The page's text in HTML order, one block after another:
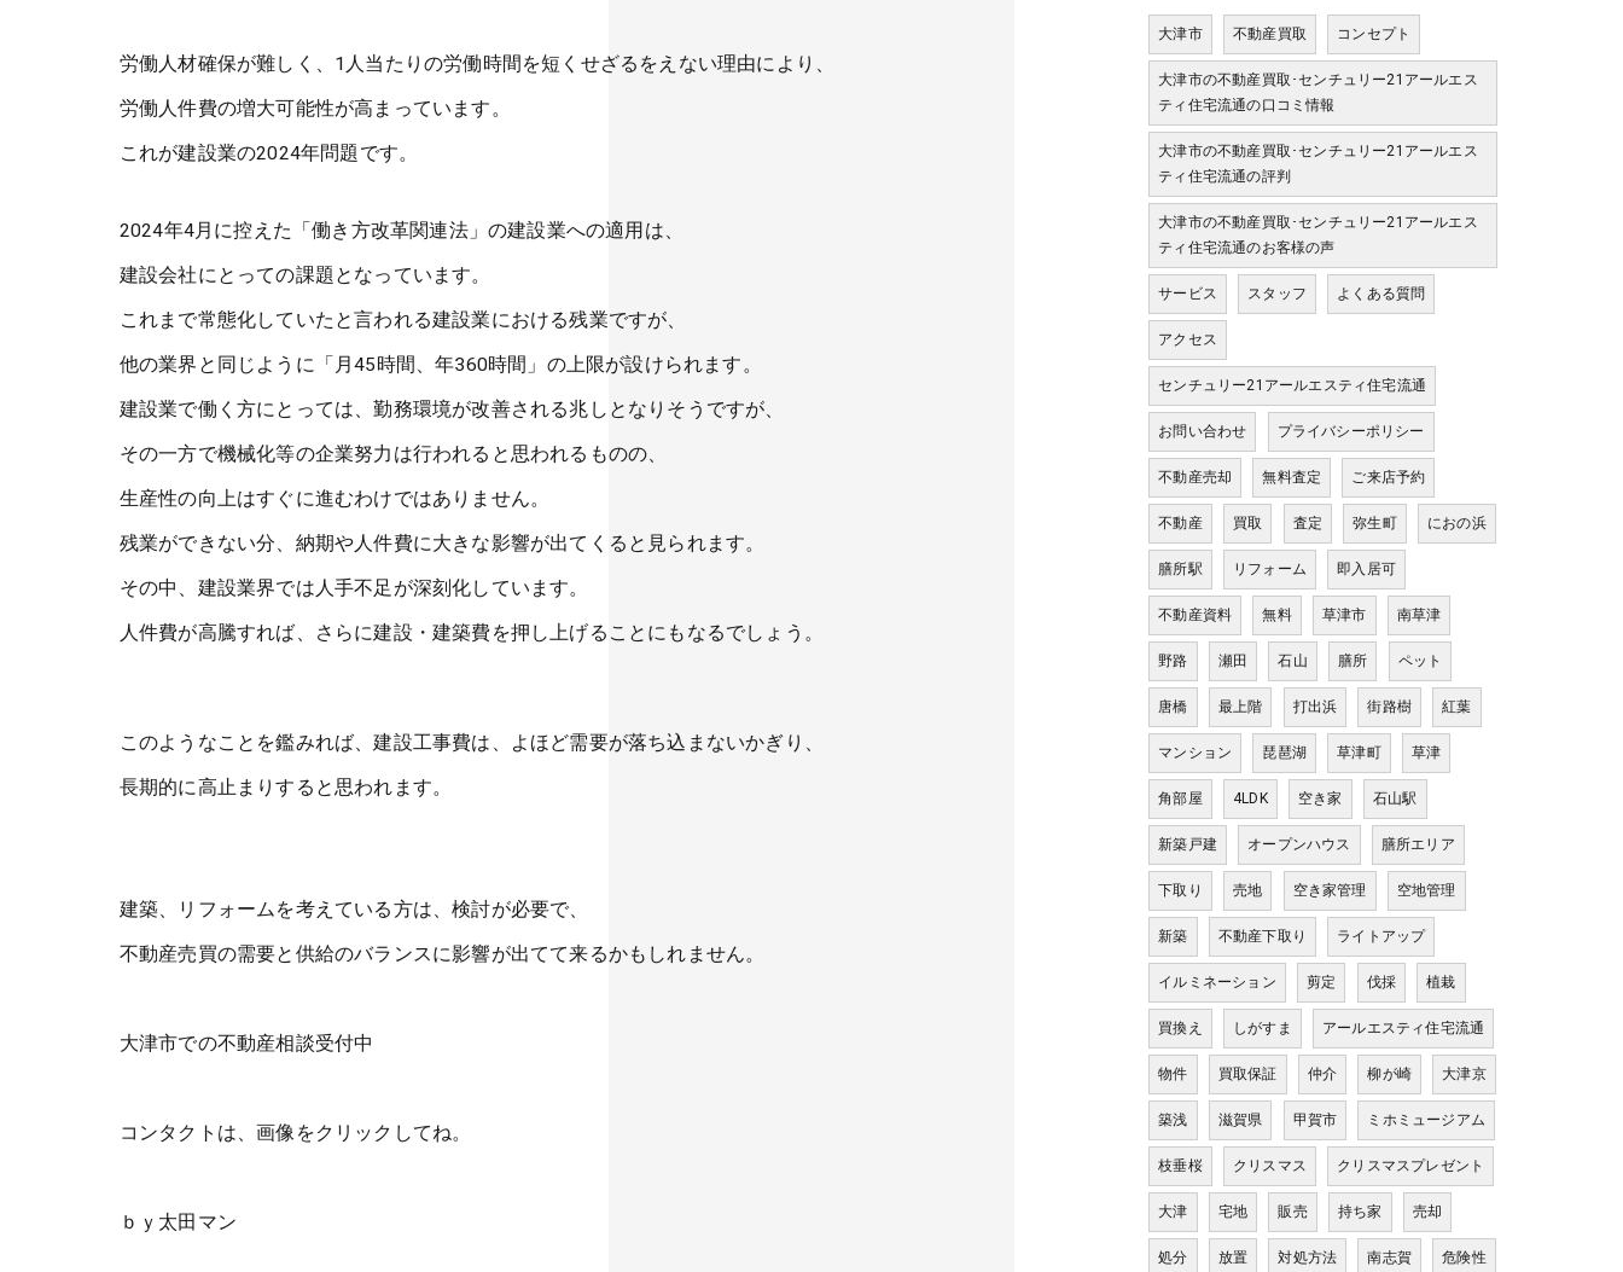
労働人材確保が難しく、1人当たりの労働時間を短くせざるをえない理由により、
労働人件費の増大可能性が高まっています。
これが建設業の2024年問題です。
2024年4月に控えた「働き方改革関連法」の建設業への適用は、
建設会社にとっての課題となっています。
これまで常態化していたと言われる建設業における残業ですが、
他の業界と同じように「月45時間、年360時間」の上限が設けられます。
建設業で働く方にとっては、勤務環境が改善される兆しとなりそうですが、
その一方で機械化等の企業努力は行われると思われるものの、
生産性の向上はすぐに進むわけではありません。
残業ができない分、納期や人件費に大きな影響が出てくると見られます。
その中、建設業界では人手不足が深刻化しています。
人件費が高騰すれば、さらに建設・建築費を押し上げることにもなるでしょう。
このようなことを鑑みれば、建設工事費は、よほど需要が落ち込まないかぎり、
長期的に高止まりすると思われます。
建築、リフォームを考えている方は、検討が必要で、
不動産売買の需要と供給のバランスに影響が出てて来るかもしれません。
大津市での不動産相談受付中
コンタクトは、画像をクリックしてね。
ｂｙ太田マン
大津市 不動産買取 コンセプト
大津市の不動産買取･センチュリー21アールエス
ティ住宅流通の口コミ情報
大津市の不動産買取･センチュリー21アールエス
ティ住宅流通の評判
大津市の不動産買取･センチュリー21アールエス
ティ住宅流通のお客様の声
サービス スタッフ よくある質問
アクセス
センチュリー21アールエスティ住宅流通
お問い合わせ プライバシーポリシー
不動産売却 無料査定 ご来店予約
不動産 買取 査定 弥生町 におの浜
膳所駅 リフォーム 即入居可
不動産資料 無料 草津市 南草津
野路 瀬田 石山 膳所 ペット
唐橋 最上階 打出浜 街路樹 紅葉
マンション 琵琶湖 草津町 草津
角部屋 4LDK 空き家 石山駅
新築戸建 オープンハウス 膳所エリア
下取り 売地 空き家管理 空地管理
新築 不動産下取り ライトアップ
イルミネーション 剪定 伐採 植栽
買換え しがすま アールエスティ住宅流通
物件 買取保証 仲介 柳が崎 大津京
築浅 滋賀県 甲賀市 ミホミュージアム
枝垂桜 クリスマス クリスマスプレゼント
大津 宅地 販売 持ち家 売却
処分 放置 対処方法 南志賀 危険性